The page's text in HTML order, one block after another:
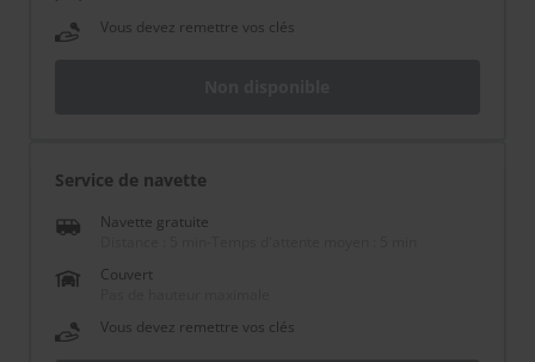
Vous devez remettre vos clés
Service de navette
Navette gratuite
Couvert
Vous devez remettre vos clés